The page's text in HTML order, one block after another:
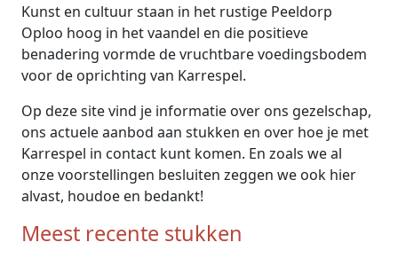
Kunst en cultuur staan in het rustige Peeldorp
Oploo hoog in het vaandel en die positieve
benadering vormde de vruchtbare voedingsbodem
voor de oprichting van Karrespel.
Op deze site vind je informatie over ons gezelschap,
ons actuele aanbod aan stukken en over hoe je met
Karrespel in contact kunt komen. En zoals we al
onze voorstellingen besluiten zeggen we ook hier
alvast, houdoe en bedankt!
Meest recente stukken